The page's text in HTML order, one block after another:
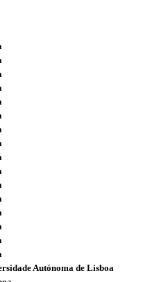
Autónoma de Lisboa